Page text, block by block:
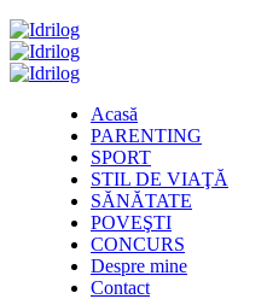
Acasă
PARENTING
SPORT
STIL DE VIAŢĂ
SĂNĂTATE
POVEŞTI
CONCURS
Despre mine
Contact